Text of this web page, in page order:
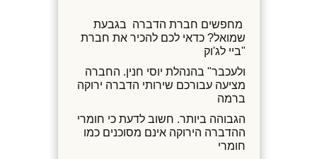
מחפשים חברת הדברה בגבעת
שמואל? כדאי לכם להכיר את חברת
"ביי לג'וק
ולעכבר" בהנהלת יוסי חנין. החברה
מציעה עבורכם שירותי הדברה ירוקה
ברמה
הגבוהה ביותר. חשוב לדעת כי חומרי
ההדברה הירוקה אינם מסוכנים כמו
חומרי